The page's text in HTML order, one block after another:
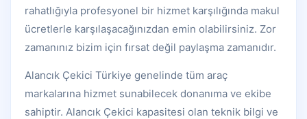
rahatlığıyla profesyonel bir hizmet karşılığında makul
ücretlerle karşılaşacağınızdan emin olabilirsiniz. Zor
zamanınız bizim için fırsat değil paylaşma zamanıdır.
Alancık Çekici Türkiye genelinde tüm araç
markalarına hizmet sunabilecek donanıma ve ekibe
sahiptir. Alancık Çekici kapasitesi olan teknik bilgi ve